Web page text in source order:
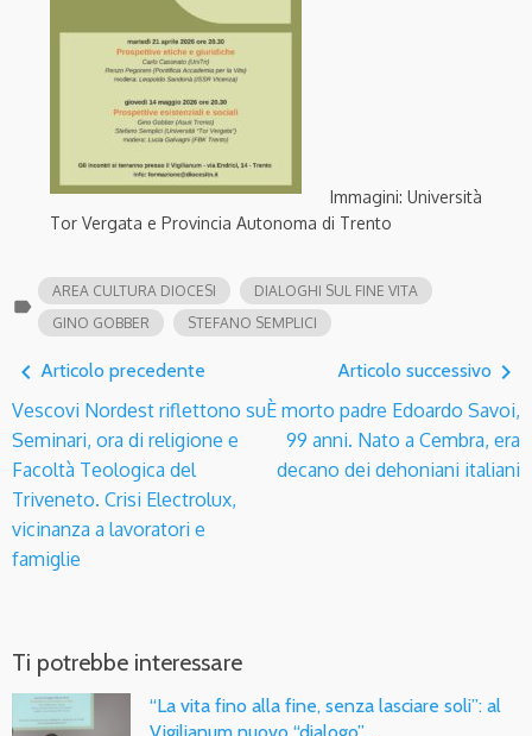
Immagini: Università
Tor Vergata e Provincia Autonoma di Trento
label
AREA CULTURA DIOCESI
DIALOGHI SUL FINE VITA
GINO GOBBER
STEFANO SEMPLICI
navigate_before Articolo precedente
Vescovi Nordest riflettono su
Seminari, ora di religione e
Facoltà Teologica del
Triveneto. Crisi Electrolux,
vicinanza a lavoratori e
famiglie
Articolo successivo navigate_next
È morto padre Edoardo Savoi,
99 anni. Nato a Cembra, era
decano dei dehoniani italiani
Ti potrebbe interessare
“La vita fino alla fine, senza lasciare soli”: al